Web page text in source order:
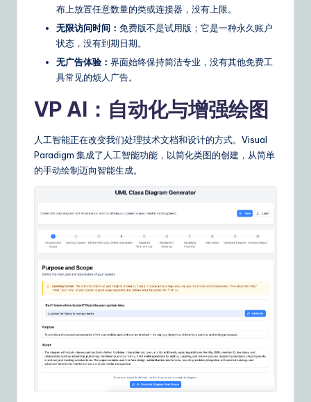
布上放置任意数量的类或连接器，没有上限。
无限访问时间： 免费版不是试用版；它是一种永久账户
状态，没有到期日期。
无广告体验： 界面始终保持简洁专业，没有其他免费工
具常见的烦人广告。
VP AI：自动化与增强绘图
人工智能正在改变我们处理技术文档和设计的方式。Visual
Paradigm 集成了人工智能功能，以简化类图的创建，从简单
的手动绘制迈向智能生成。